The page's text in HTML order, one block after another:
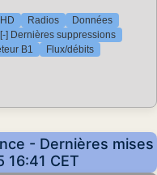
Radios
Données
[-] Dernières suppressions
B1 Flux/débits
- Dernières mises
CET